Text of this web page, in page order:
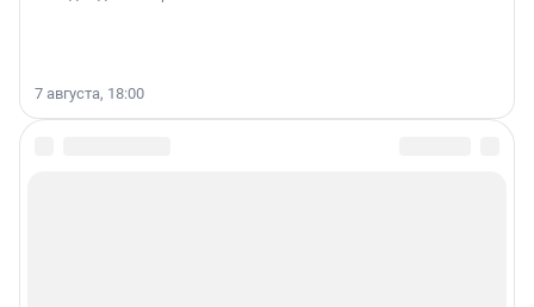
7 августа, 18:00